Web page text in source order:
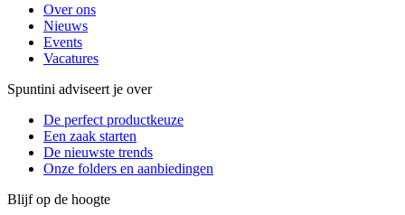
Over ons
Nieuws
Events
Vacatures
Spuntini adviseert je over
De perfect productkeuze
Een zaak starten
De nieuwste trends
Onze folders en aanbiedingen
Blijf op de hoogte